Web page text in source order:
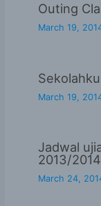
Outing
March 19,
March 19,
Jadwal
2013/2014
March 24,